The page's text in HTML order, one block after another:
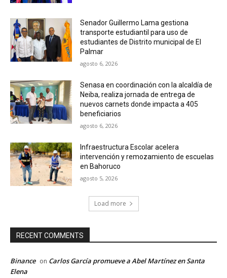
Senador Guillermo Lama gestiona
transporte estudiantil para uso de
estudiantes de Distrito municipal de El
Palmar
agosto 6, 2026
Senasa en coordinación con la alcaldía de
Neiba, realiza jornada de entrega de
nuevos carnets donde impacta a 405
beneficiarios
agosto 6, 2026
Infraestructura Escolar acelera
intervención y remozamiento de escuelas
en Bahoruco
agosto 5, 2026
Load more
RECENT COMMENTS
Binance on Carlos García promueve a Abel Martínez en Santa
Elena